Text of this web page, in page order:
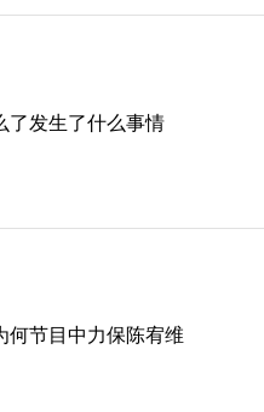
了发生了什么事情
何节目中力保陈宥维